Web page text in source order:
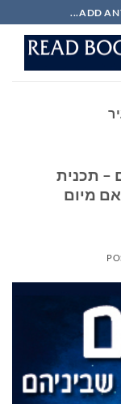
ADD
– תכנית
קסם 106אפאם מיום